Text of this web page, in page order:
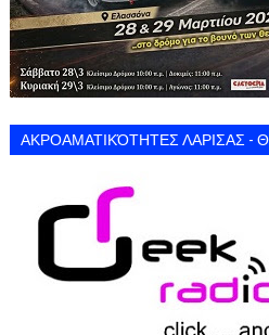
ΑΚΡΟΑΜΑΤΙΚΌΤΗΤΕΣ ΛΑΡΙΣΑΣ -